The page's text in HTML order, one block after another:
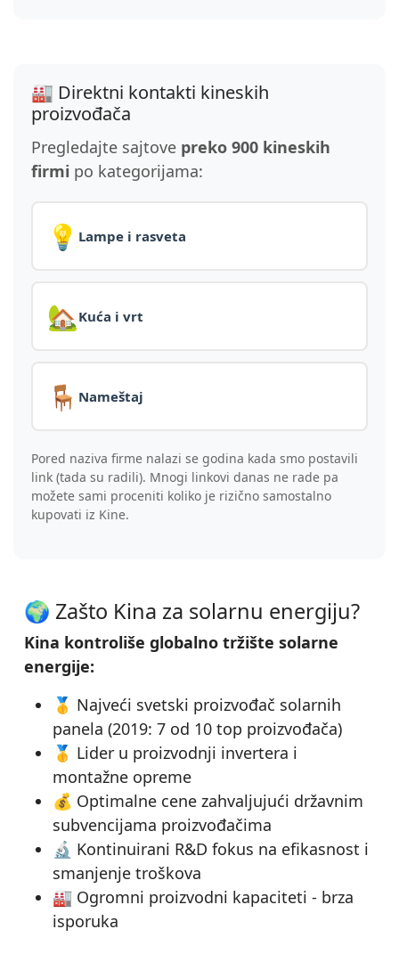
🏭 Direktni kontakti kineskih
proizvođača
Pregledajte sajtove preko 900 kineskih
firmi po kategorijama:
💡 Lampe i rasveta
🏡 Kuća i vrt
🪑 Nameštaj
Pored naziva firme nalazi se godina kada smo postavili
link (tada su radili). Mnogi linkovi danas ne rade pa
možete sami proceniti koliko je rizično samostalno
kupovati iz Kine.
🌍 Zašto Kina za solarnu energiju?
Kina kontroliše globalno tržište solarne
energije:
🥇 Najveći svetski proizvođač solarnih
panela (2019: 7 od 10 top proizvođača)
🥇 Lider u proizvodnji invertera i
montažne opreme
💰 Optimalne cene zahvaljujući državnim
subvencijama proizvođačima
🔬 Kontinuirani R&D fokus na efikasnost i
smanjenje troškova
🏭 Ogromni proizvodni kapaciteti - brza
isporuka